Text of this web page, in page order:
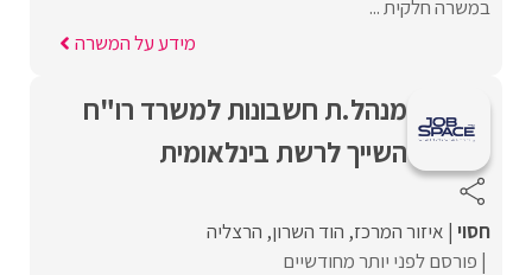
במשרה חלקית ...
מידע על המשרה
מנהל.ת חשבונות למשרד רו"ח
השייך לרשת בינלאומית
חסוי איזור המרכז הוד השרון הרצליה
פורסם לפני יותר מחודשיים